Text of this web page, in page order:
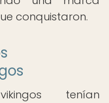
conquistaron.
tenían